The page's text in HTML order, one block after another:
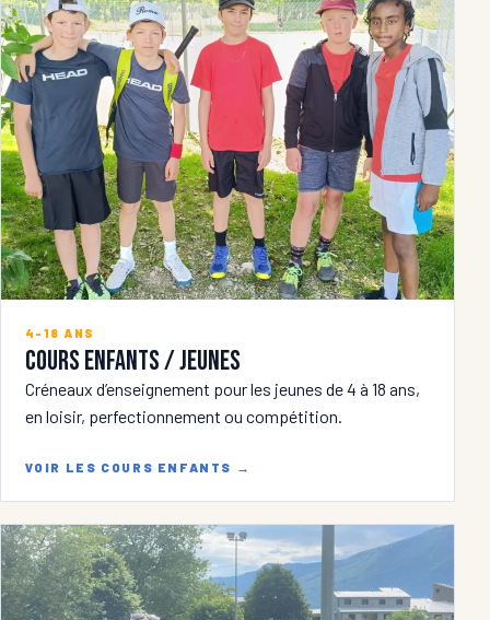
4-18 ANS
Cours enfants / jeunes
Créneaux d’enseignement pour les jeunes de 4 à 18 ans,
en loisir, perfectionnement ou compétition.
VOIR LES COURS ENFANTS →